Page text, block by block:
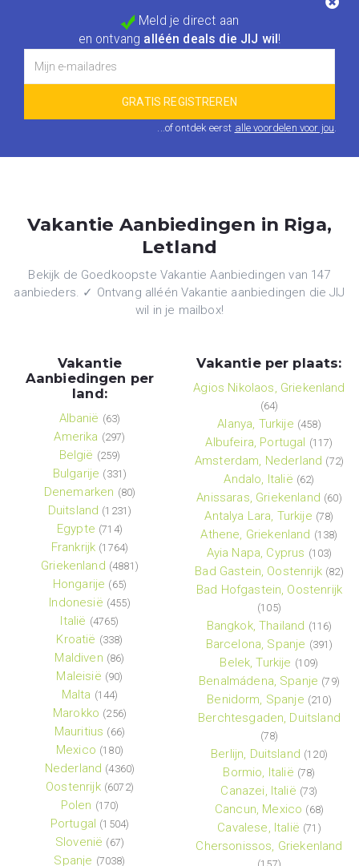
Meld je direct aan
en ontvang alléén deals die JIJ wil !
...of ontdek eerst alle voordelen voor jou.
Vakantie Aanbiedingen in Riga,
Letland
Bekijk de Goedkoopste Vakantie Aanbiedingen van 147
aanbieders. ✓ Ontvang alléén Vakantie aanbiedingen die JIJ
wil in je mailbox!
Vakantie
Aanbiedingen per
land:
Albanië (63)
Amerika (297)
België (259)
Bulgarije (331)
Denemarken (80)
Duitsland (1231)
Egypte (714)
Frankrijk (1764)
Griekenland (4881)
Hongarije (65)
Indonesië (455)
Italië (4765)
Kroatië (338)
Maldiven (86)
Maleisië (90)
Malta (144)
Marokko (256)
Mauritius (66)
Mexico (180)
Nederland (4360)
Oostenrijk (6072)
Polen (170)
Portugal (1504)
Slovenië (67)
Spanje (7038)
Vakantie per plaats:
Agios Nikolaos, Griekenland
(64)
Alanya, Turkije (458)
Albufeira, Portugal (117)
Amsterdam, Nederland (72)
Andalo, Italië (62)
Anissaras, Griekenland (60)
Antalya Lara, Turkije (78)
Athene, Griekenland (138)
Ayia Napa, Cyprus (103)
Bad Gastein, Oostenrijk (82)
Bad Hofgastein, Oostenrijk
(105)
Bangkok, Thailand (116)
Barcelona, Spanje (391)
Belek, Turkije (109)
Benalmádena, Spanje (79)
Benidorm, Spanje (210)
Berchtesgaden, Duitsland
(78)
Berlijn, Duitsland (120)
Bormio, Italië (78)
Canazei, Italië (73)
Cancun, Mexico (68)
Cavalese, Italië (71)
Chersonissos, Griekenland